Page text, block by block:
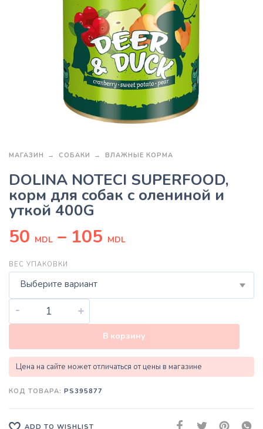
МАГАЗИН СОБАКИ ВЛАЖНЫЕ КОРМА
DOLINA NOTECI SUPERFOOD,
корм для собак с олениной и
уткой 400G
50 MDL – 105 MDL
ВЕС УПАКОВКИ
Выберите вариант
- +
В корзину
Цена на сайте может отличаться от цены в магазине
КОД ТОВАРА: PS395877
ADD TO WISHLIST